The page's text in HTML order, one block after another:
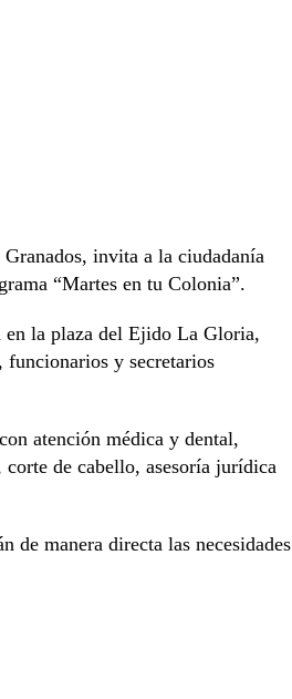
invita a la ciudadanía
“Martes en tu Colonia”.
en la plaza del Ejido La Gloria,
y secretarios
atención médica y dental,
de cabello, asesoría jurídica
de manera directa las necesidades